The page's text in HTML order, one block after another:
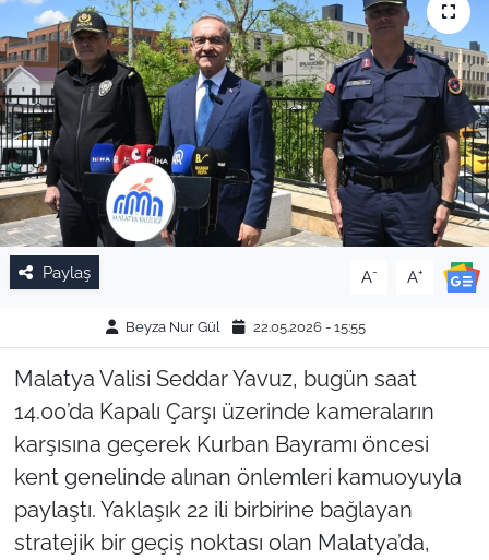
Paylaş A- A+
Beyza Nur Gül 22.05.2026 - 15:55
Malatya Valisi Seddar Yavuz, bugün saat
14.00’da Kapalı Çarşı üzerinde kameraların
karşısına geçerek Kurban Bayramı öncesi
kent genelinde alınan önlemleri kamuoyuyla
paylaştı. Yaklaşık 22 ili birbirine bağlayan
stratejik bir geçiş noktası olan Malatya’da,